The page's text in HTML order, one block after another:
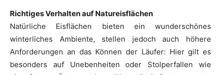
Richtiges Verhalten auf Natureisflächen
Natürliche Eisflächen bieten ein wunderschönes
winterliches Ambiente, stellen jedoch auch höhere
Anforderungen an das Können der Läufer: Hier gilt es
besonders auf Unebenheiten oder Stolperfallen wie